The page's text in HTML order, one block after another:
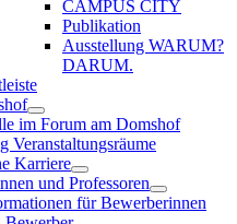
CAMPUS CITY
Publikation
Ausstellung WARUM?
DARUM.
im Forum am Domshof
Veranstaltungsräume
Karriere
und Professoren
für Bewerberinnen